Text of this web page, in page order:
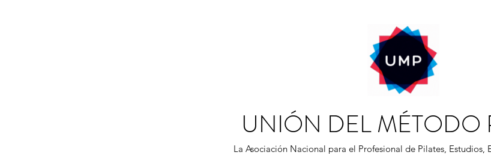
UNIÓN DEL MÉTODO
La Asociación Nacional para el Profesional de Pilates, Estudios,